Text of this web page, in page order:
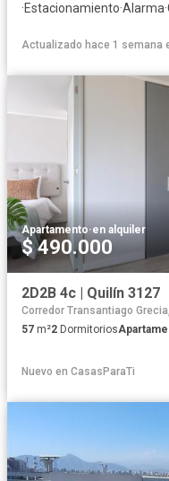
·Estacionamiento·Alarma·
Actualizado hace 1 semana
Apartamento·en alquiler
$ 490.000
2D2B 4c | Quilín 3127
Corredor Transantiago
57 m²2 Dormitorios
Nuevo en CasasParaTi